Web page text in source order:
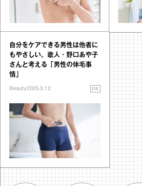
自分をケアできる男性は他者に
もやさしい。歌人・野口あや子
さんと考える「男性の体毛事
情」
Beauty2025.3.12 PR